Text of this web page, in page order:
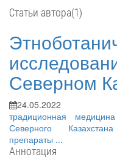
Статьи автора(1)
Северном
24.05.2022
традиционная медицина
Северного
препараты ...
Аннотация